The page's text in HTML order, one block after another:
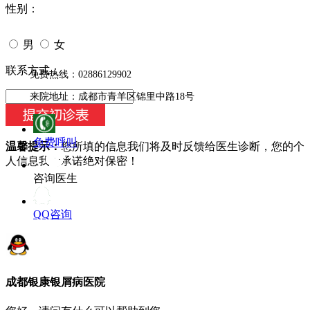
性别：
男 女
今天日期：
联系方式：
温馨提示：您所填的信息我们将及时反馈给医生诊断，您的个
人信息我们承诺绝对保密！
免费热线：02886129902
来院地址：成都市青羊区锦里中路18号
免费呼叫
咨询医生
QQ咨询
成都银康银屑病医院